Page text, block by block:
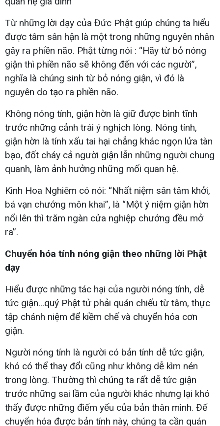
Từ những lời dạy của Đức Phật giúp chúng ta hiểu
được tâm sân hận là một trong những nguyên nhân
gây ra phiền não. Phật từng nói : “Hãy từ bỏ nóng
giận thì phiền não sẽ không đến với các người”,
nghĩa là chúng sinh từ bỏ nóng giận, vì đó là
nguyên do tạo ra phiền não.
Không nóng tính, giận hờn là giữ được bình tĩnh
trước những cảnh trái ý nghịch lòng. Nóng tính,
giận hờn là tính xấu tai hại chẳng khác ngọn lửa tàn
bạo, đốt cháy cả người giận lẫn những người chung
quanh, làm ảnh hưởng những mối quan hệ.
Kinh Hoa Nghiêm có nói: “Nhất niệm sân tâm khởi,
bá vạn chướng môn khai”, là “Một ý niệm giận hờn
nổi lên thì trăm ngàn cửa nghiệp chướng đều mở
ra”.
Chuyển hóa tính nóng giận theo những lời Phật
dạy
Hiểu được những tác hại của người nóng tính, dễ
tức giận...quý Phật tử phải quán chiếu từ tâm, thực
tập chánh niệm để kiềm chế và chuyển hóa cơn
giận.
Người nóng tính là người có bản tính dễ tức giận,
khó có thể thay đổi cũng như không dễ kìm nén
trong lòng. Thường thì chúng ta rất dễ tức giận
trước những sai lầm của người khác nhưng lại khó
thấy được những điểm yếu của bản thân mình. Để
chuyển hóa được bản tính này, chúng ta cần quán